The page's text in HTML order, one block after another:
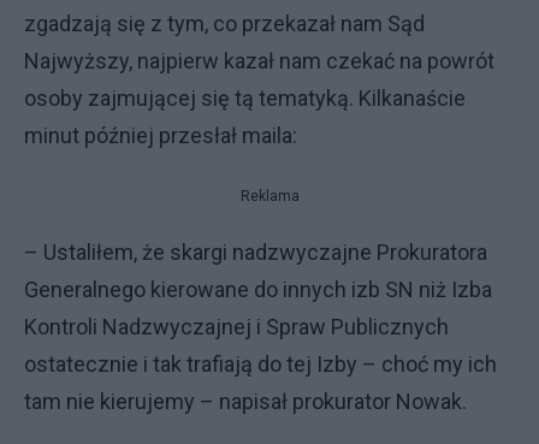
zgadzają się z tym, co przekazał nam Sąd
Najwyższy, najpierw kazał nam czekać na powrót
osoby zajmującej się tą tematyką. Kilkanaście
minut później przesłał maila:
Reklama
– Ustaliłem, że skargi nadzwyczajne Prokuratora
Generalnego kierowane do innych izb SN niż Izba
Kontroli Nadzwyczajnej i Spraw Publicznych
ostatecznie i tak trafiają do tej Izby – choć my ich
tam nie kierujemy – napisał prokurator Nowak.